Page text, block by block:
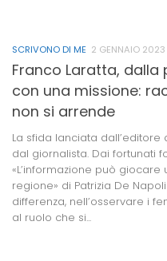
SCRIVONO DI ME 2 GENNAIO 2023
Franco Laratta,
con una missione:
non si arrende
La sfida lanciata
dal giornalista. Dai fortunati
«L’informazione può
regione» di Patrizia De
differenza, nell’osservare i
al ruolo che si...